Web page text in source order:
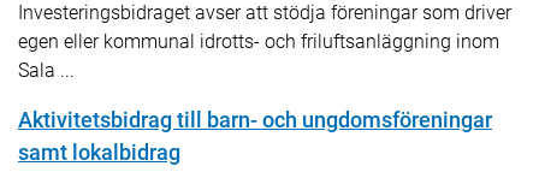
Investeringsbidraget avser att stödja föreningar som driver
egen eller kommunal idrotts- och friluftsanläggning inom
Sala ...
Aktivitetsbidrag till barn- och ungdomsföreningar
samt lokalbidrag